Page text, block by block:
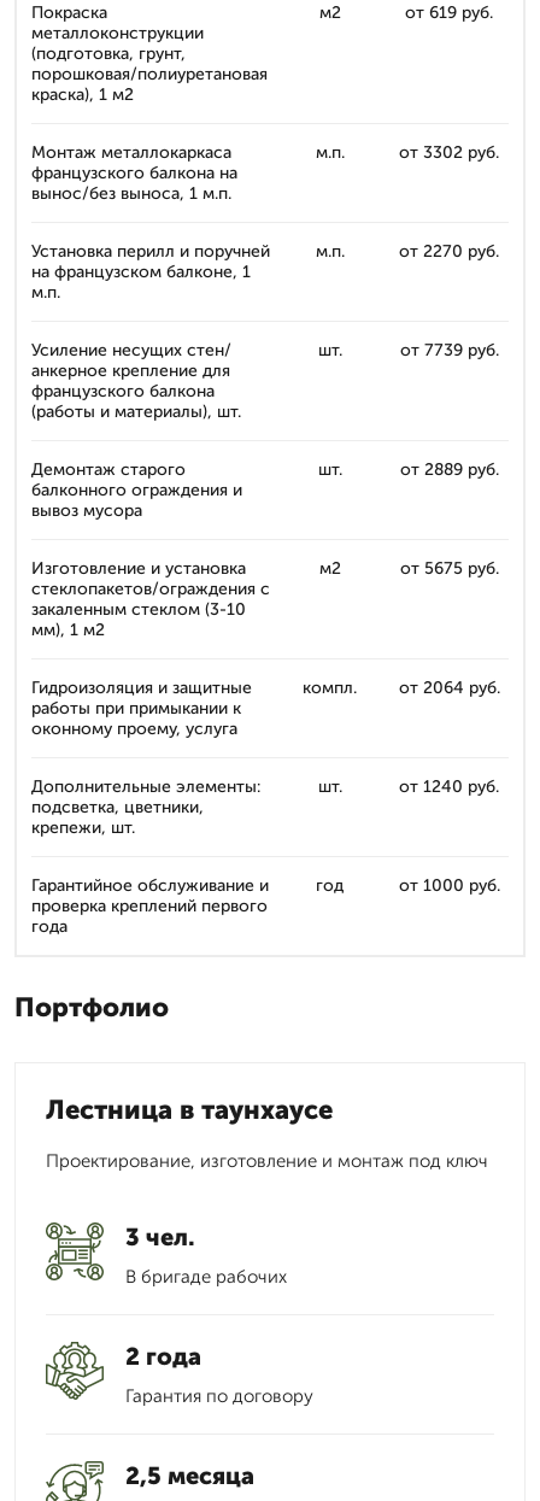
Покраска
металлоконструкции
(подготовка, грунт,
порошковая/полиуретановая
краска), 1 м2
м2 от 619 руб.
Монтаж металлокаркаса
французского балкона на
вынос/без выноса, 1 м.п.
м.п. от 3302 руб.
Установка перилл и поручней
на французском балконе, 1
м.п.
м.п. от 2270 руб.
Усиление несущих стен/
анкерное крепление для
французского балкона
(работы и материалы), шт.
шт. от 7739 руб.
Демонтаж старого
балконного ограждения и
вывоз мусора
шт. от 2889 руб.
Изготовление и установка
стеклопакетов/ограждения с
закаленным стеклом (3-10
мм), 1 м2
м2 от 5675 руб.
Гидроизоляция и защитные
работы при примыкании к
оконному проему, услуга
компл. от 2064 руб.
Дополнительные элементы:
подсветка, цветники,
крепежи, шт.
шт. от 1240 руб.
Гарантийное обслуживание и
проверка креплений первого
года
год от 1000 руб.
Портфолио
Лестница в таунхаусе
Проектирование, изготовление и монтаж под ключ
3 чел.
В бригаде рабочих
2 года
Гарантия по договору
2,5 месяца